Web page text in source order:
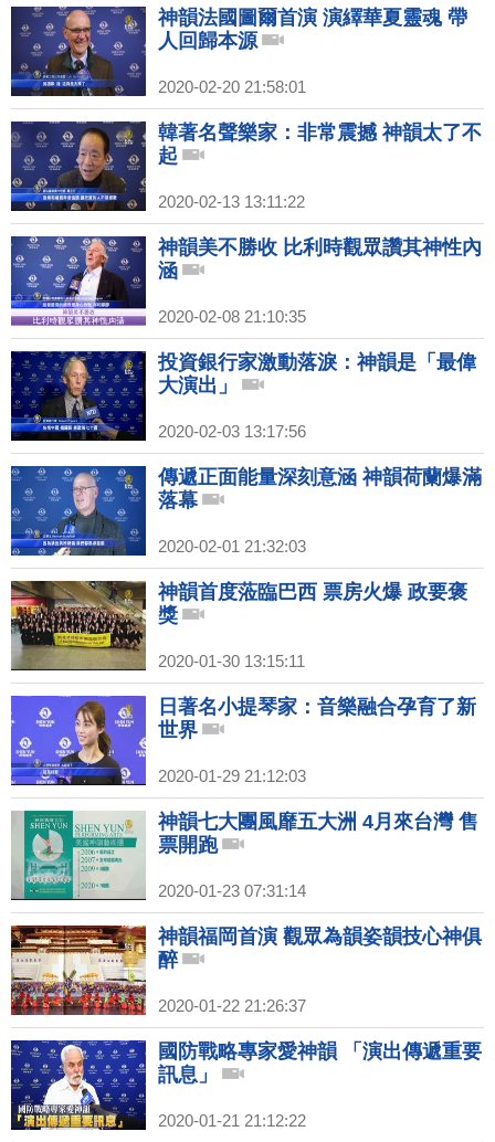
神韻法國圖爾首演 演繹華夏靈魂 帶
人回歸本源
2020-02-20 21:58:01
韓著名聲樂家：非常震撼 神韻太了不
起
2020-02-13 13:11:22
神韻美不勝收 比利時觀眾讚其神性內
涵
2020-02-08 21:10:35
投資銀行家激動落淚：神韻是「最偉
大演出」
2020-02-03 13:17:56
傳遞正面能量深刻意涵 神韻荷蘭爆滿
落幕
2020-02-01 21:32:03
神韻首度蒞臨巴西 票房火爆 政要褒
獎
2020-01-30 13:15:11
日著名小提琴家：音樂融合孕育了新
世界
2020-01-29 21:12:03
神韻七大團風靡五大洲 4月來台灣 售
票開跑
2020-01-23 07:31:14
神韻福岡首演 觀眾為韻姿韻技心神俱
醉
2020-01-22 21:26:37
國防戰略專家愛神韻 「演出傳遞重要
訊息」
2020-01-21 21:12:22